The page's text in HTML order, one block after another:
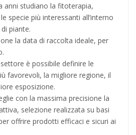
anni studiano la fitoterapia,
specie più interessanti all’interno
piante.
la data di raccolta ideale, per
è possibile definire le
favorevoli, la migliore regione, il
esposizione.
con la massima precisione la
selezione realizzata su basi
offrire prodotti efficaci e sicuri ai